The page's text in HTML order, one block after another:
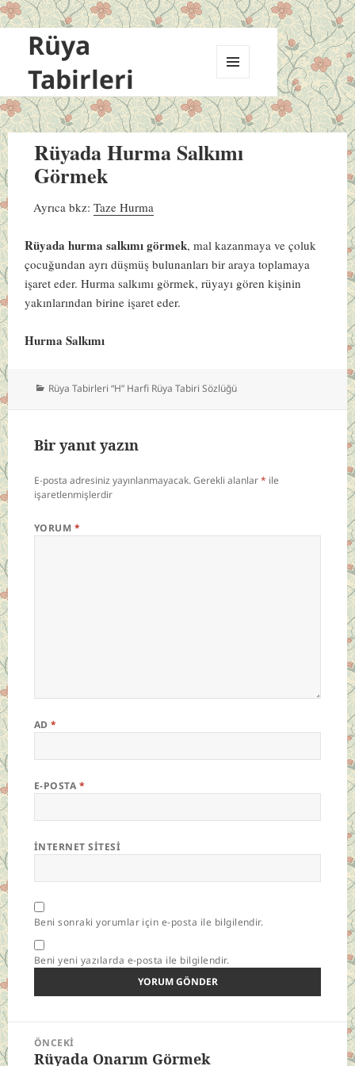
Rüya
Tabirleri
VE
BILEŞENLER
Rüyada Hurma Salkımı
Görmek
Ayrıca bkz:Taze Hurma
Rüyada hurma salkımı görmek, mal kazanmaya ve çoluk
çocuğundan ayrı düşmüş bulunanları bir araya toplamaya
işaret eder. Hurma salkımı görmek, rüyayı gören kişinin
yakınlarından birine işaret eder.
Hurma Salkımı
Kategoriler
Rüya Tabirleri “H” Harfi Rüya Tabiri Sözlüğü
Bir yanıt yazın
E-posta adresiniz yayınlanmayacak.Gerekli alanlar* ile
işaretlenmişlerdir
YORUM *
AD*
E-POSTA *
İNTERNET SITESI
Beni sonraki yorumlar için e-posta ile bilgilendir.
Beni yeni yazılarda e-posta ile bilgilendir.
Yazı
gezinmesi
ÖNCEKI
Önceki
Rüyada Onarım Görmek